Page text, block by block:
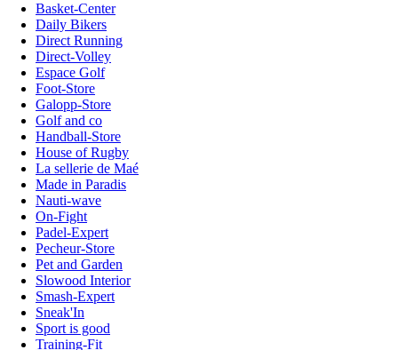
Basket-Center
Daily Bikers
Direct Running
Direct-Volley
Espace Golf
Foot-Store
Galopp-Store
Golf and co
Handball-Store
House of Rugby
La sellerie de Maé
Made in Paradis
Nauti-wave
On-Fight
Padel-Expert
Pecheur-Store
Pet and Garden
Slowood Interior
Smash-Expert
Sneak'In
Sport is good
Training-Fit